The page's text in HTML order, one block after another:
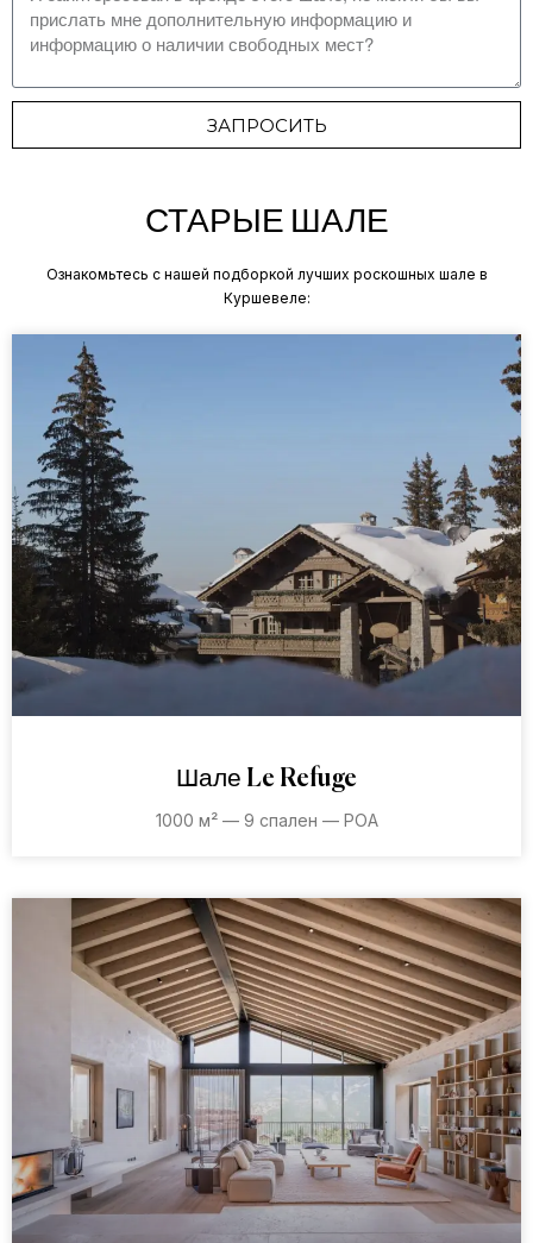
ЗАПРОСИТЬ
СТАРЫЕ ШАЛЕ
Ознакомьтесь с нашей подборкой лучших роскошных шале в
Куршевеле:
Шале Le Refuge
1000 м² — 9 спален — POA